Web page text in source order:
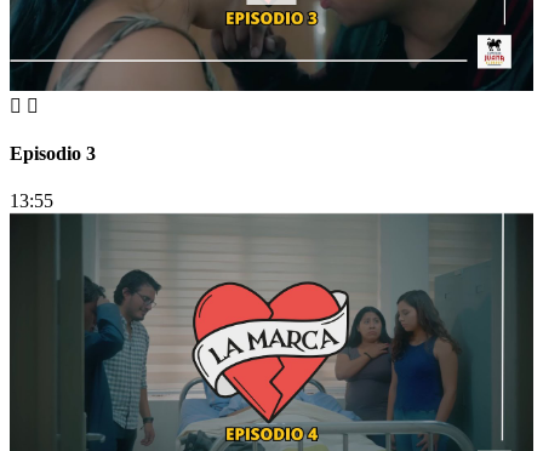
Episodio 3
13:55